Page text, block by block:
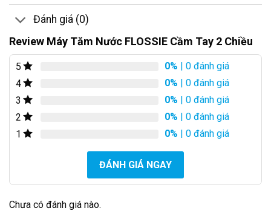
Đánh giá (0)
Review Máy Tăm Nước FLOSSIE Cầm Tay 2 Chiều
5 0% | 0 đánh giá
4
0% | 0 đánh giá
3
0% | 0 đánh giá
2
0% | 0 đánh giá
1
0% | 0 đánh giá
ĐÁNH GIÁ NGAY
Chưa có đánh giá nào.